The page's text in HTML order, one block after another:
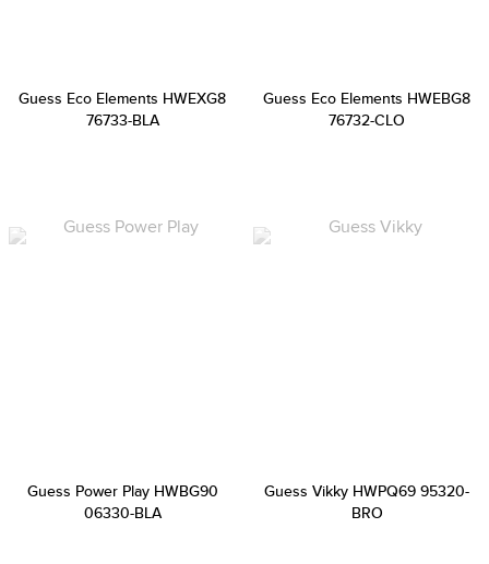
Guess Eco Elements HWEXG8
76733-BLA
Guess Eco Elements HWEBG8
76732-CLO
Guess Power Play HWBG90
06330-BLA
Guess Vikky HWPQ69 95320-
BRO